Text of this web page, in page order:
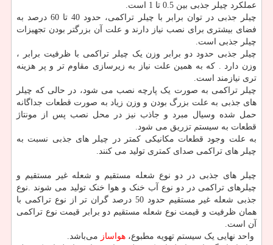
عملکرد چیلر جذبی بین 0.5 تا 1 است.
چیلر جذبی در توان برابر با چیلر تراکمی، حدود 40 تا 60 درصد به
فضای بیشتری برای نصب نیاز دارند و علت آن بزرگتر بودن تجهیزات
چیلر جذبی است.
چیلر جذبی حدود دو برابر وزن یک چیلر تراکمی با ظرفیت برابر ،
وزن دارد . که به همین علت نیاز به زیرسازی مقاوم تر و پر هزینه
تری نیازمند است.
چیلر تراکمی به صورت یک پارچه نصب می شود، در حالی که چیلر
های جذبی به علت بزرگ بودن و وزن زیاد به صورت قطعات جداگانه
حمل شده وسیال مبرد و جاذب نیز در محل نصب پس از مونتاژ
قطعات به سیستم تزریق می شود.
به علت وجود قطعات مکانیکی کمتر در چیلر های جذبی نسبت به
چیلر های تراکمی صدای کمتری تولید می کنند.
چیلر های جذبی در دو نوع شعله مستقیم و شعله غیر مستقیم و
چیلرهای تراکمی در دو نوع آب خنک و هوا خنک تولید می شوند .نوع
جذبی شعله غیر مستقیم حدود 50 درصد گران تر از نوع تراکمی با
همان ظرفیت و قیمت نوع شعله مستقیم دو برابر قیمت نوع تراکمی
آن است.
واحد نهایی یک سیستم تهویه مطبوع، هواساز می‌باشد.